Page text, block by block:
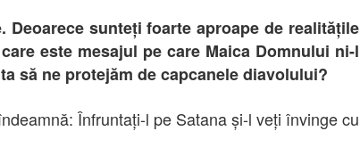
Deoarece sunteți foarte aproape de realitățile
este mesajul pe care Maica Domnului ni-l
să ne protejăm de capcanele diavolului?
Înfruntați-l pe Satana și-l veți învinge cu